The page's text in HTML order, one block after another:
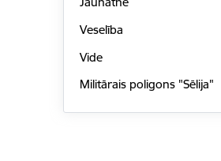
Veselība
Vide
Militārais poligons "Sēlija"